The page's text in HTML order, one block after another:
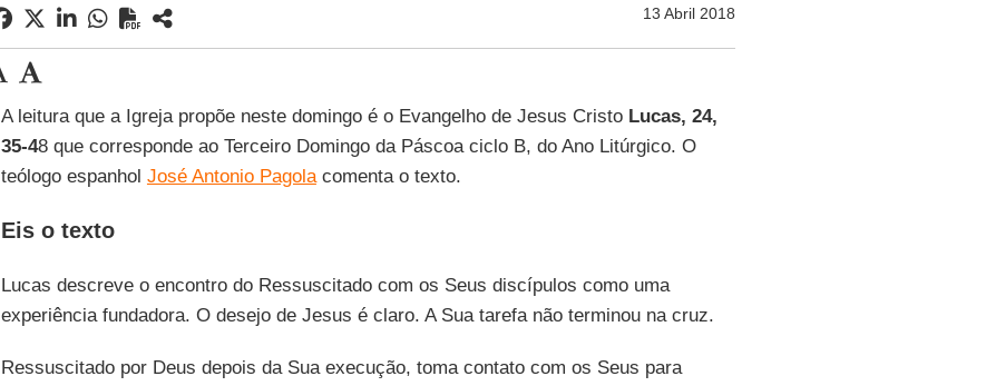
13 Abril 2018
A leitura que a Igreja propõe neste domingo é o Evangelho de Jesus CristoLucas, 24,
35-48 que corresponde ao Terceiro Domingo da Páscoa ciclo B, do Ano Litúrgico. O
teólogo espanhol José Antonio Pagolacomenta o texto.
Eis o texto
Lucas descreve o encontro do Ressuscitado com os Seus discípulos como uma
experiência fundadora. O desejo de Jesus é claro. A Sua tarefa não terminou na cruz.
Ressuscitado por Deus depois da Sua execução, toma contato com os Seus para